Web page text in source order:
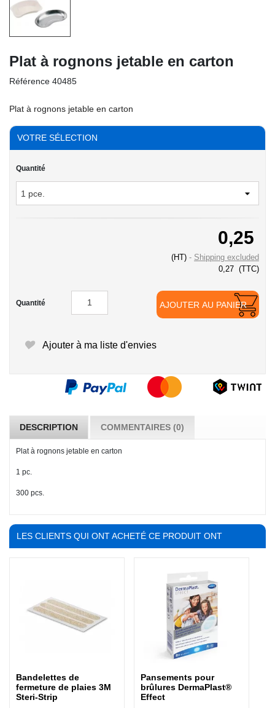
Plat à rognons jetable en carton
Référence 40485
Plat à rognons jetable en carton
VOTRE SÉLECTION
Quantité
0,25
(HT)
Shipping excluded
0,27 (TTC)
Quantité AJOUTER AU PANIER
Ajouter à ma liste d'envies
DESCRIPTION COMMENTAIRES (0)
Plat à rognons jetable en carton
1 pc.
300 pcs.
LES CLIENTS QUI ONT ACHETÉ CE PRODUIT ONT
Bandelettes de
fermeture de plaies 3M
Steri-Strip
Pansements pour
brûlures DermaPlast®
Effect